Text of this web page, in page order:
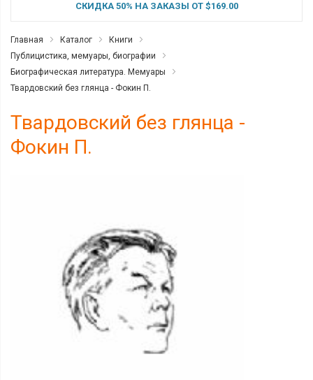
СКИДКА 50% НА ЗАКАЗЫ ОТ $169.00
Главная Каталог
Книги
Публицистика, мемуары, биографии
Биографическая литература. Мемуары
Твардовский без глянца - Фокин П.
Твардовский без глянца -
Фокин П.